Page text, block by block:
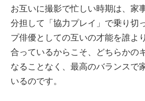
お互いに撮影で忙しい時期は、家
分担して「協力プレイ」で乗り切
プ俳優としての互いの才能を誰よ
合っているからこそ、どちらかの
なることなく、最高のバランスで
いるのです。